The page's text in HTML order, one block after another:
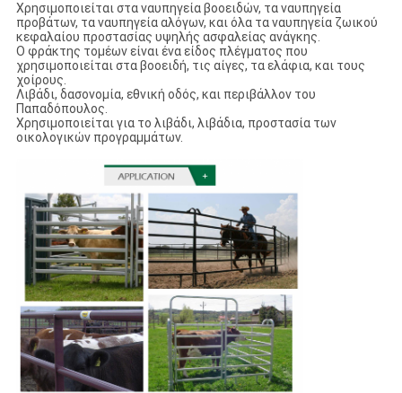
Χρησιμοποιείται στα ναυπηγεία βοοειδών, τα ναυπηγεία
προβάτων, τα ναυπηγεία αλόγων, και όλα τα ναυπηγεία ζωικού
κεφαλαίου προστασίας υψηλής ασφαλείας ανάγκης.
Ο φράκτης τομέων είναι ένα είδος πλέγματος που
χρησιμοποιείται στα βοοειδή, τις αίγες, τα ελάφια, και τους
χοίρους.
Λιβάδι, δασονομία, εθνική οδός, και περιβάλλον του
Παπαδόπουλος.
Χρησιμοποιείται για το λιβάδι, λιβάδια, προστασία των
οικολογικών προγραμμάτων.